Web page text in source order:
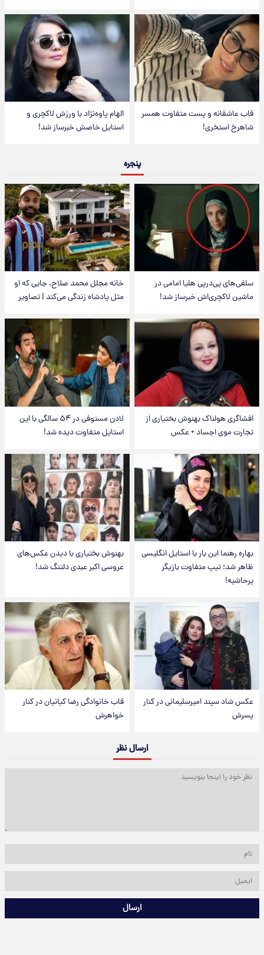
قاب عاشقانه و پست متفاوت همسر
شاهرخ استخری!
الهام پاوه‌نژاد با ورزش لاکچری و
استایل خاصش خبرساز شد!
پنجره
سلفی‌های پی‌درپی هلیا امامی در
ماشین لاکچری‌اش خبرساز شد!
خانه مجلل محمد صلاح، جایی که او
مثل پادشاه زندگی می‌کند | تصاویر
افشاگری هولناک بهنوش بختیاری از
تجارت موی اجساد + عکس
لادن مستوفی در ۵۴ سالگی با این
استایل متفاوت دیده شد!
بهاره رهنما این بار با استایل انگلیسی
ظاهر شد؛ تیپ متفاوت بازیگر
پرحاشیه!
بهنوش بختیاری با دیدن عکس‌های
عروسی اکبر عبدی دلتنگ شد!
عکس شاد سپند امیرسلیمانی در کنار
پسرش
قاب خانوادگی رضا کیانیان در کنار
خواهرش
ارسال نظر
ارسال